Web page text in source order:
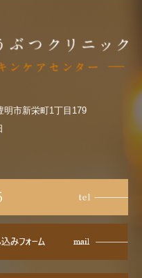
市新栄町1丁目179